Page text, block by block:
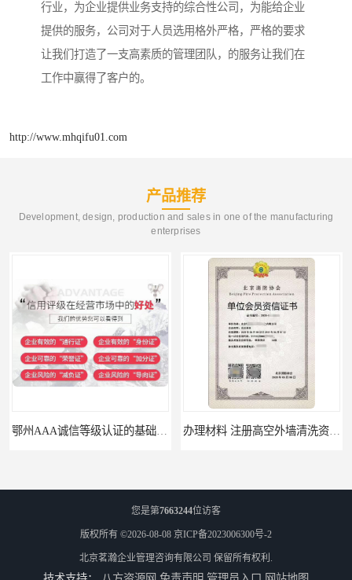
行业，为企业提供业务支持的综合性公司，为能给企业
提供的服务，公司对于人员选用格外严格，严格的要求
让我们打造了一支高素质的管理团队，的服务让我们在
工作中赢得了客户的。
http://www.mhqifu01.com
产品推荐
Development, design, production and sales in one of the manufacturing
enterprises
您是第7663244位访客
版权所有 ©2026-08-08 京ICP备2023006300号-2
北京茗瀚企业管理咨询有限公司 保留所有权利.